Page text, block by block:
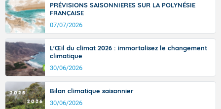
Accéder au site de Météo-France
Accéder au site de Météo-France
PRÉVISIONS SAISONNIERES SUR LA POLYNÉSIE
FRANÇAISE
07/07/2026
L'Œil du climat 2026 : immortalisez le changement
climatique
30/06/2026
Bilan climatique saisonnier
30/06/2026